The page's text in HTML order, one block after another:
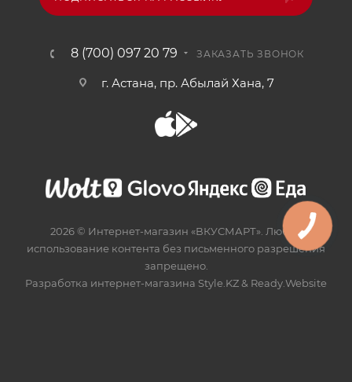
8 (700) 097 20 79 ЗАКАЗАТЬ ЗВОНОК
г. Астана, пр. Абылай Хана, 7
2026 © Интернет-магазин «ВКУСМАРТ». Любое
использование контента без письменного разрешения
запрещено.
Разработка интернет-магазина Style.KZ& Ready.Website